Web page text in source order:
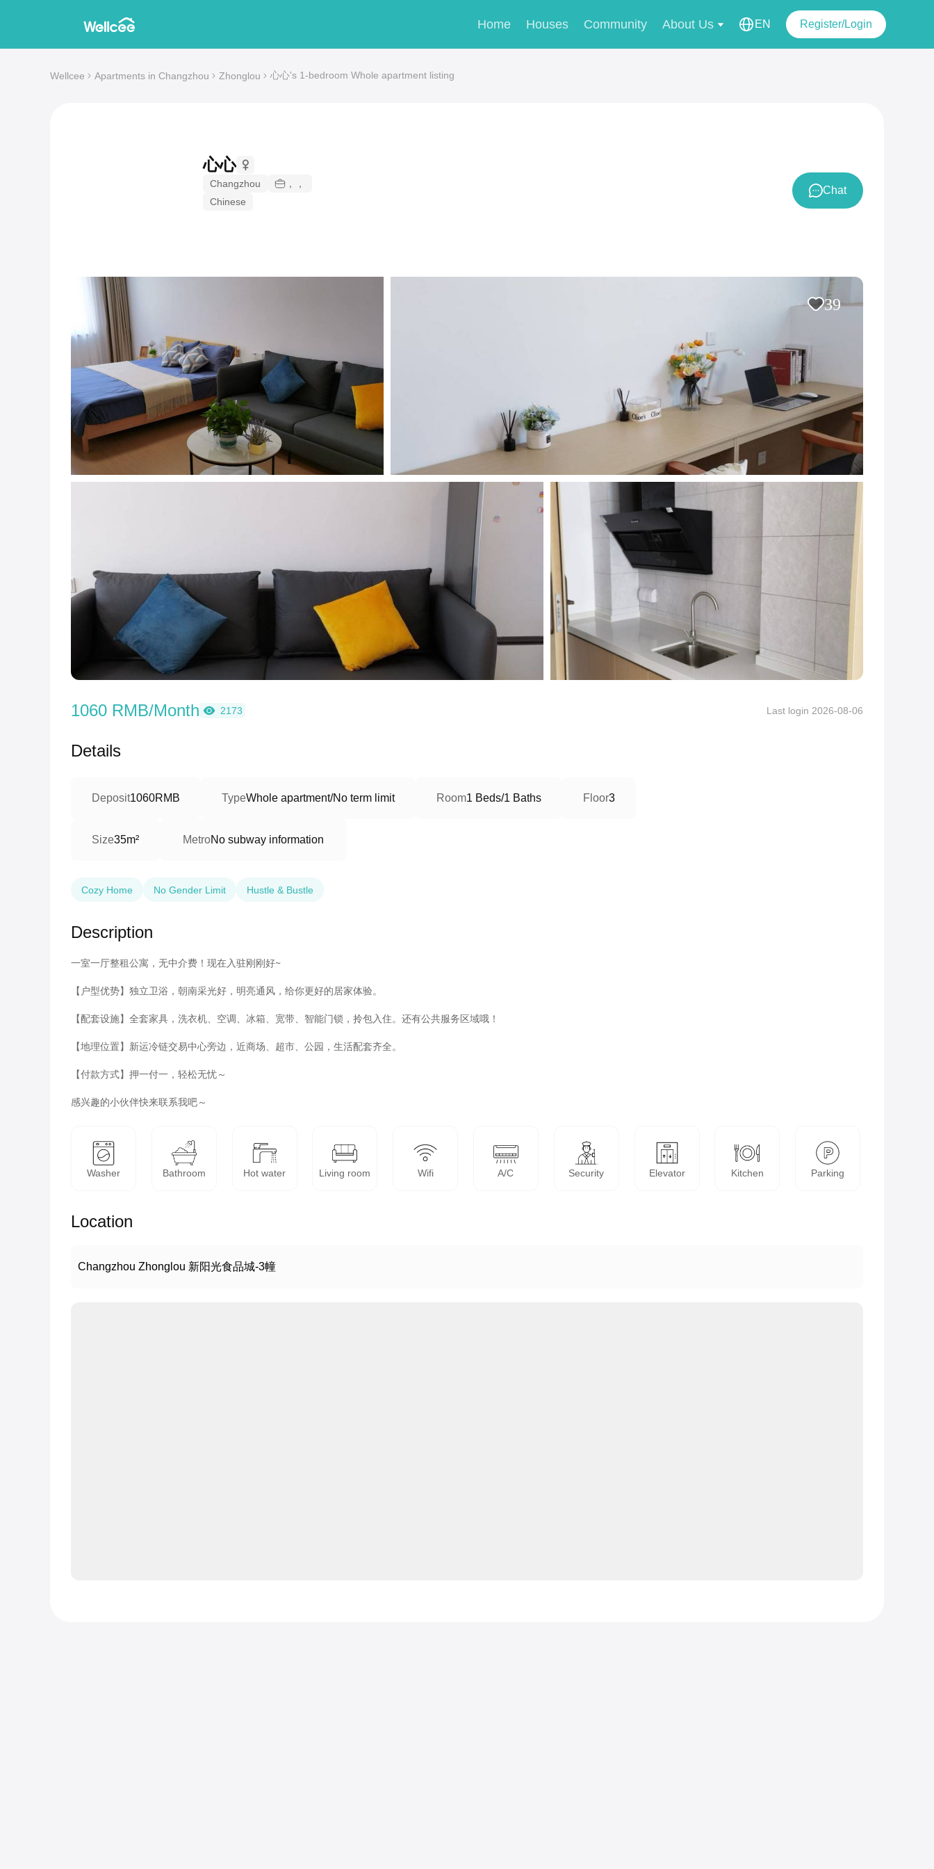
Home Houses Community About Us EN Register/Login
Wellcee Apartments in Changzhou Zhonglou 心心's 1-bedroom Whole apartment listing
心心
Changzhou
，，
Chinese
Chat
39
1060 RMB/Month 2173 Last login 2026-08-06
Details
Deposit1060RMB TypeWhole apartment/No term limit Room1 Beds/1 Baths Floor3
Size35m² MetroNo subway information
Cozy Home No Gender Limit Hustle & Bustle
Description
一室一厅整租公寓，无中介费！现在入驻刚刚好~
【户型优势】独立卫浴，朝南采光好，明亮通风，给你更好的居家体验。
【配套设施】全套家具，洗衣机、空调、冰箱、宽带、智能门锁，拎包入住。还有公共服务区域哦！
【地理位置】新运冷链交易中心旁边，近商场、超市、公园，生活配套齐全。
【付款方式】押一付一，轻松无忧～
感兴趣的小伙伴快来联系我吧～
Washer Bathroom Hot water Living room Wifi A/C Security Elevator Kitchen Parking
Location
Changzhou Zhonglou 新阳光食品城-3幢